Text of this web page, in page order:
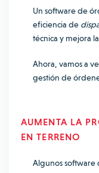
Un software de
eficiencia de
técnica y mejora
Ahora, vamos a
gestión de
AUMENTA LA
EN TERRENO
Algunos software